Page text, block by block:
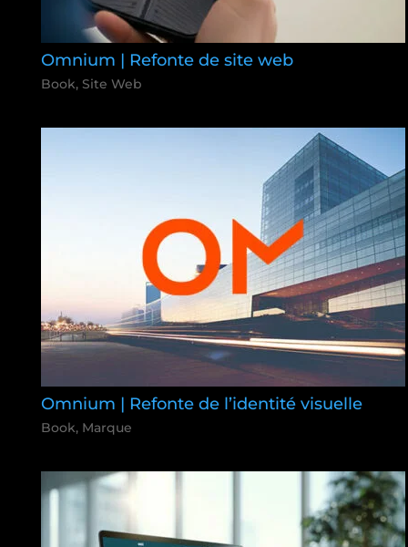
Omnium | Refonte de site web
Book, Site Web
Omnium | Refonte de l’identité visuelle
Book, Marque